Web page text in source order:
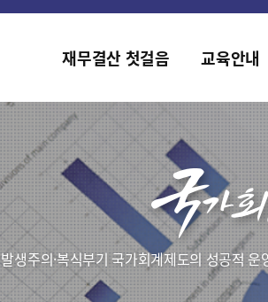
2019년도 국가회계
재무결산 첫걸음 교육안내
발생주의·복식부기 국가회계제도의 성공적